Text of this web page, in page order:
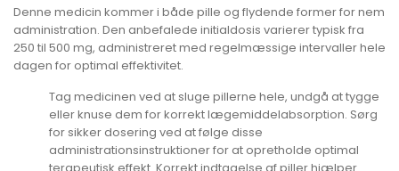
Denne medicin kommer i både pille og flydende former for nem
administration. Den anbefalede initialdosis varierer typisk fra
250 til 500 mg, administreret med regelmæssige intervaller hele
dagen for optimal effektivitet.
Tag medicinen ved at sluge pillerne hele, undgå at tygge
eller knuse dem for korrekt lægemiddelabsorption. Sørg
for sikker dosering ved at følge disse
administrationsinstruktioner for at opretholde optimal